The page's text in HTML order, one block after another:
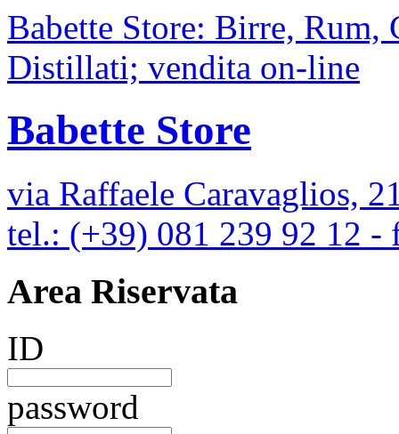
Babette Store: Birre,
Distillati; vendita on-line
Babette Store
via Raffaele Caravaglios,
tel.: (+39) 081 239 92 12 -
Area Riservata
ID
password